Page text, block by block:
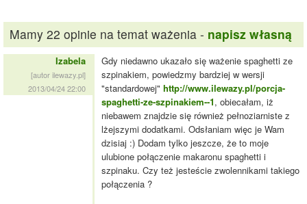
Mamy 22 opinie na temat ważenia - napisz własną
Izabela
[autor ilewazy.pl]
2013/04/24 22:00
Gdy niedawno ukazało się ważenie spaghetti ze
szpinakiem, powiedzmy bardziej w wersji
"standardowej" http://www.ilewazy.pl/porcja-
spaghetti-ze-szpinakiem--1, obiecałam, iż
niebawem znajdzie się również pełnoziarniste z
lżejszymi dodatkami. Odsłaniam więc je Wam
dzisiaj :) Dodam tylko jeszcze, że to moje
ulubione połączenie makaronu spaghetti i
szpinaku. Czy też jesteście zwolennikami takiego
połączenia ?